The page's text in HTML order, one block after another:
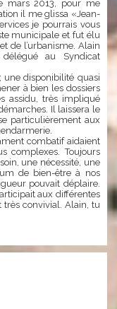
mars 2013, pour me
il me glissa «Jean-
je pourrais vous
municipale et fut élu
de l’urbanisme. Alain
au Syndicat
une disponibilité quasi
à bien les dossiers
assidu, très impliqué
Il laissera le
particulièrement aux
combatif aidaient
complexes. Toujours
une nécessité, une
de bien-être à nos
pouvait déplaire.
aux différentes
très convivial. Alain, tu